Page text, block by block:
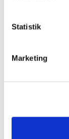
Statistik
Marketing